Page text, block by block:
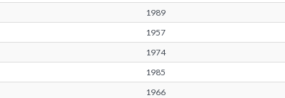
1989
1957
1974
1985
1966